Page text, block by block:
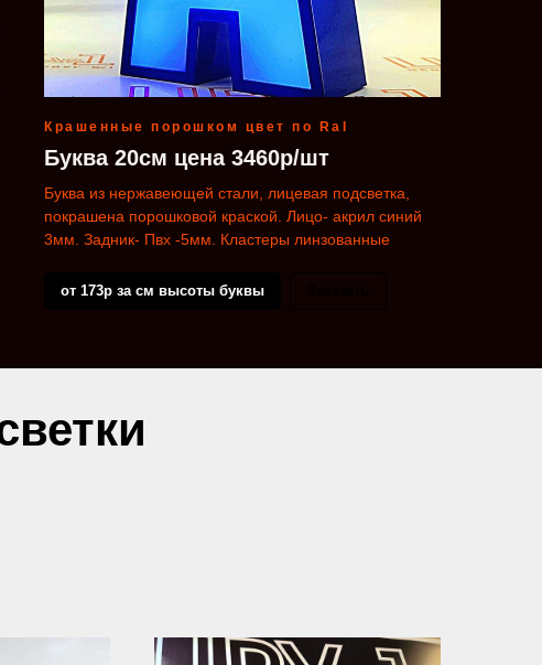
Крашенные порошком цвет по Ral
Буква 20см цена 3460р/шт
Буква из нержавеющей стали, лицевая подсветка,
покрашена порошковой краской. Лицо- акрил синий
3мм. Задник- Пвх -5мм. Кластеры линзованные
от 173р за см высоты буквы